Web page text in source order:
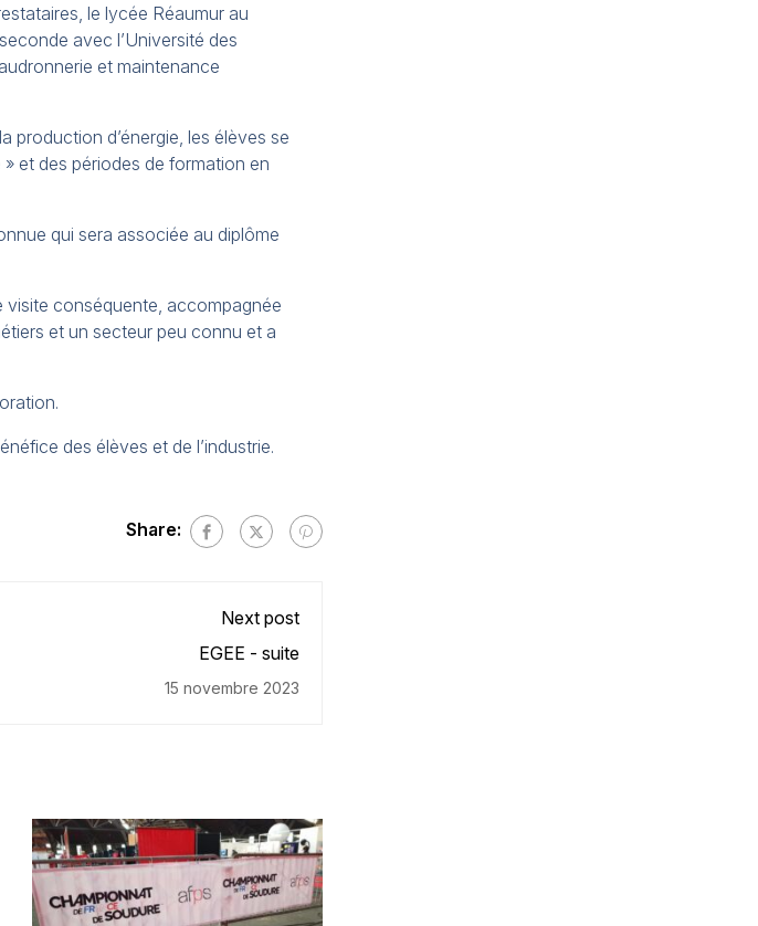
le lycée Réaumur au
avec l’Université des
et maintenance
production d’énergie, les élèves se
et des périodes de formation en
qui sera associée au diplôme
visite conséquente, accompagnée
et un secteur peu connu et a
des élèves et de l’industrie.
Share:
Next post
EGEE - suite
15 novembre 2023